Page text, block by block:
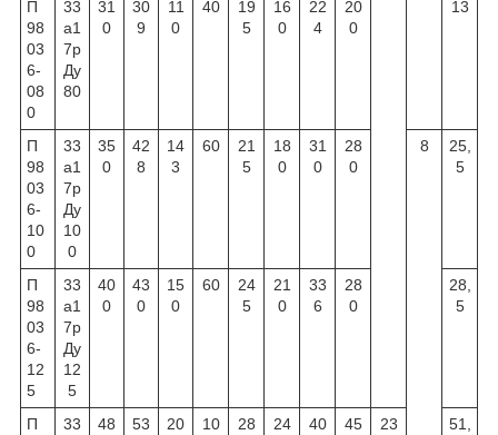
П
98
03
6-
08
0
33
а1
7р
Ду
80
31
0
30
9
11
0
40
19
5
16
0
22
4
20
0
13
П
98
03
6-
10
0
33
а1
7р
Ду
10
0
35
0
42
8
14
3
60
21
5
18
0
31
0
28
0
8
25,
5
П
98
03
6-
12
5
33
а1
7р
Ду
12
5
40
0
43
0
15
0
60
24
5
21
0
33
6
28
0
28,
5
П
33
48
53
20
10
28
24
40
45
23
51,